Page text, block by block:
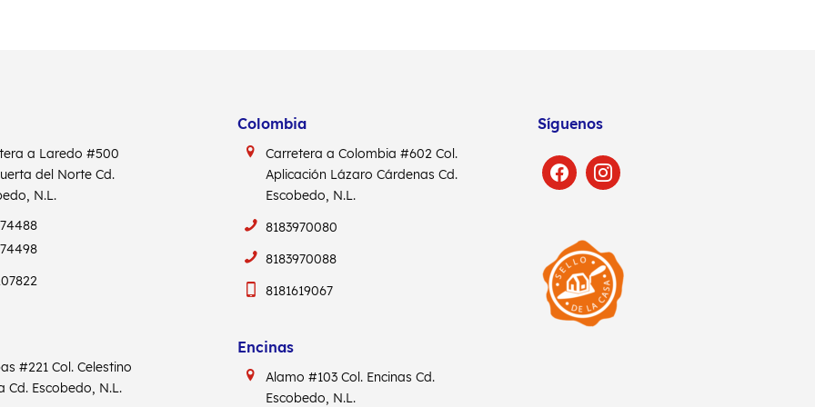
a Laredo #500
del Norte Cd.
N.L.
#221 Col. Celestino
Cd. Escobedo, N.L.
Colombia
Carretera a Colombia #602Col.
Aplicación Lázaro CárdenasCd.
Escobedo, N.L.
8183970080
8183970088
8181619067
Encinas
Alamo #103Col. EncinasCd.
Escobedo, N.L.
Síguenos